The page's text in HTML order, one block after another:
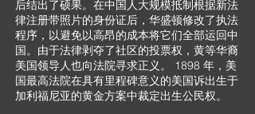
后结出了硕果。在中国人大规模抵制根据新法
律注册带照片的身份证后，华盛顿修改了执法
程序，以避免以高昂的成本将它们全部运回中
国。由于法律剥夺了社区的投票权，黄等华裔
美国领导人也向法院寻求正义。 1898 年，美
国最高法院在具有里程碑意义的美国诉出生于
加利福尼亚的黄金方案中裁定出生公民权。